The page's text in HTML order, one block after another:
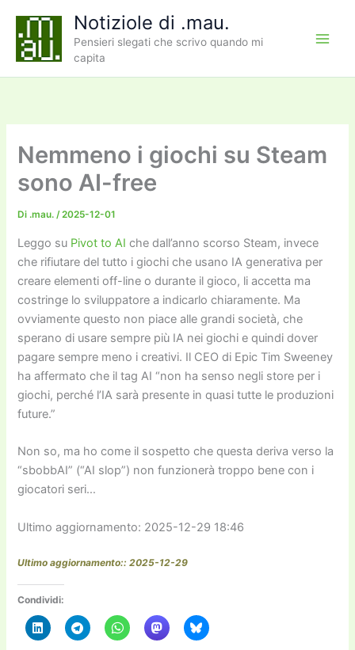
contenuto
Notiziole di .mau.
Pensieri slegati che scrivo quando mi
capita
Nemmeno i giochi su Steam
sono AI-free
Di .mau./2025-12-01
Leggo su Pivot to AI che dall’anno scorso Steam, invece
che rifiutare del tutto i giochi che usano IA generativa per
creare elementi off-line o durante il gioco, li accetta ma
costringe lo sviluppatore a indicarlo chiaramente. Ma
ovviamente questo non piace alle grandi società, che
sperano di usare sempre più IA nei giochi e quindi dover
pagare sempre meno i creativi. Il CEO di Epic Tim Sweeney
ha affermato che il tag AI “non ha senso negli store per i
giochi, perché l’IA sarà presente in quasi tutte le produzioni
future.”
Non so, ma ho come il sospetto che questa deriva verso la
“sbobbAI” (“AI slop”) non funzionerà troppo bene con i
giocatori seri…
Ultimo aggiornamento: 2025-12-29 18:46
Ultimo aggiornamento:: 2025-12-29
Condividi: